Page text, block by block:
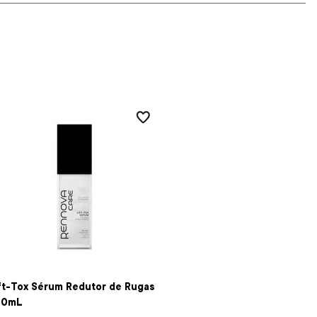
Tox Sérum Redutor de Rugas